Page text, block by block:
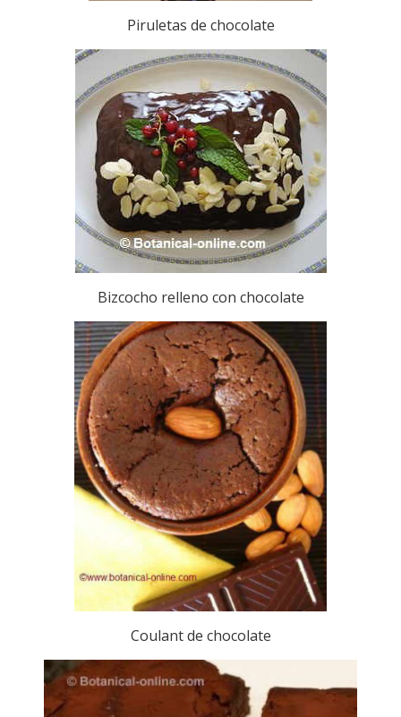
Piruletas de chocolate
Bizcocho relleno con chocolate
Coulant de chocolate